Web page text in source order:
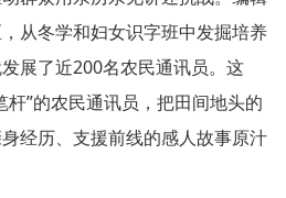
从冬学和妇女识字班中发掘培养
展了近200名农民通讯员。这
”的农民通讯员，把田间地头的
经历、支援前线的感人故事原汁